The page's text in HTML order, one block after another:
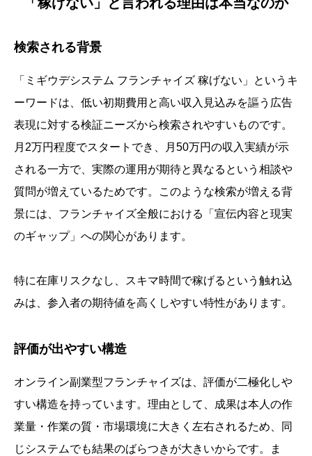
検索される背景
「ミギウデシステム フランチャイズ 稼げない」というキ
ーワードは、低い初期費用と高い収入見込みを謳う広告
表現に対する検証ニーズから検索されやすいものです。
月2万円程度でスタートでき、月50万円の収入実績が示
される一方で、実際の運用が期待と異なるという相談や
質問が増えているためです。このような検索が増える背
景には、フランチャイズ全般における「宣伝内容と現実
のギャップ」への関心があります。
特に在庫リスクなし、スキマ時間で稼げるという触れ込
みは、参入者の期待値を高くしやすい特性があります。
評価が出やすい構造
オンライン副業型フランチャイズは、評価が二極化しや
すい構造を持っています。理由として、成果は本人の作
業量・作業の質・市場環境に大きく左右されるため、同
じシステムでも結果のばらつきが大きいからです。ま